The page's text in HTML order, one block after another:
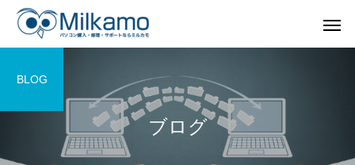
ブログ
BLOG